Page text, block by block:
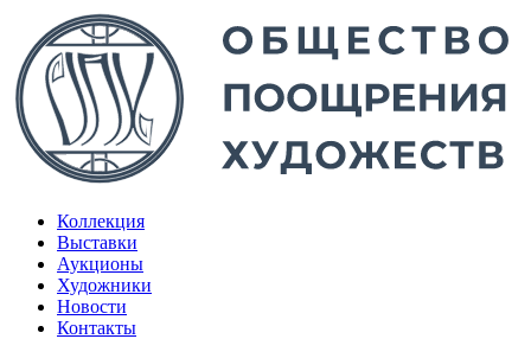
Коллекция
Выставки
Аукционы
Художники
Новости
Контакты